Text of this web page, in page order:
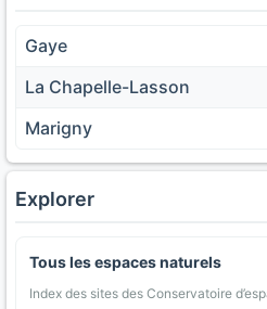
Gaye
La Chapelle-Lasson
Marigny
Explorer
Tous les espaces naturels
Index des sites des Conservatoire